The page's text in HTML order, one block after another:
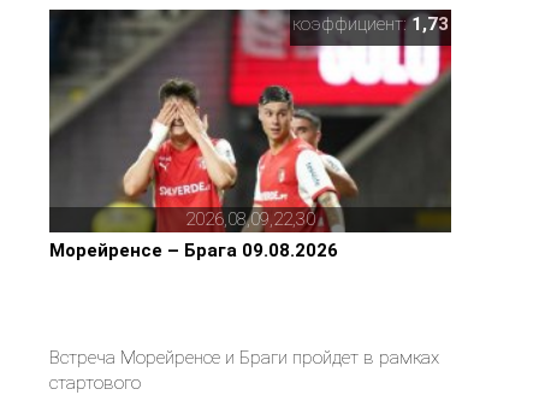
2026,08,09,22,30
коэффициент:1,73
Морейренсе – Брага 09.08.2026
Встреча Морейренсе и Браги пройдет в рамках
стартового